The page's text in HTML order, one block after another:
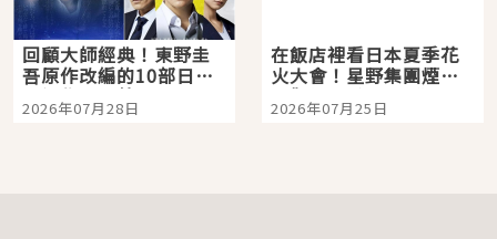
回顧大師經典！東野圭
吾原作改編的10部日本
影視作品推薦
2026年07月28日
在飯店裡看日本夏季花
火大會！星野集團煙火
景觀飯店6選，讓你不用
人擠人悠閒欣賞
2026年07月25日